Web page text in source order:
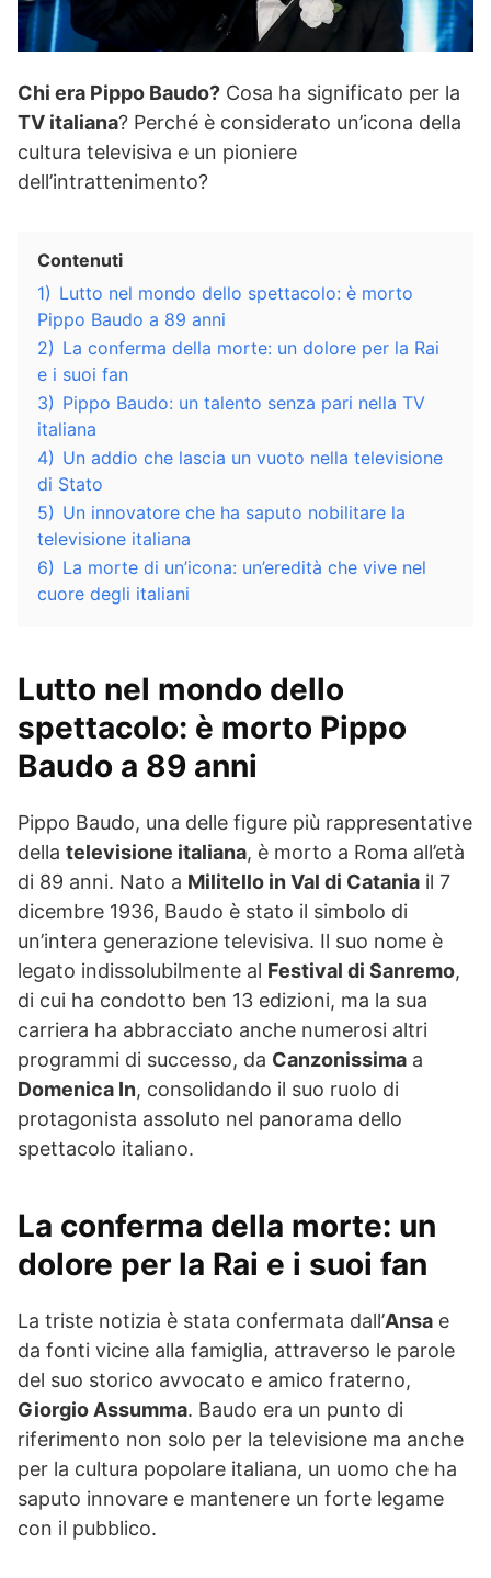
Chi era Pippo Baudo? Cosa ha significato per la
TV italiana? Perché è considerato un’icona della
cultura televisiva e un pioniere
dell’intrattenimento?
Contenuti
1) Lutto nel mondo dello spettacolo: è morto
Pippo Baudo a 89 anni
2) La conferma della morte: un dolore per la Rai
e i suoi fan
3) Pippo Baudo: un talento senza pari nella TV
italiana
4) Un addio che lascia un vuoto nella televisione
di Stato
5) Un innovatore che ha saputo nobilitare la
televisione italiana
6) La morte di un’icona: un’eredità che vive nel
cuore degli italiani
Lutto nel mondo dello
spettacolo: è morto Pippo
Baudo a 89 anni
Pippo Baudo, una delle figure più rappresentative
della televisione italiana, è morto a Roma all’età
di 89 anni. Nato a Militello in Val di Catania il 7
dicembre 1936, Baudo è stato il simbolo di
un’intera generazione televisiva. Il suo nome è
legato indissolubilmente al Festival di Sanremo,
di cui ha condotto ben 13 edizioni, ma la sua
carriera ha abbracciato anche numerosi altri
programmi di successo, da Canzonissima a
Domenica In, consolidando il suo ruolo di
protagonista assoluto nel panorama dello
spettacolo italiano.
La conferma della morte: un
dolore per la Rai e i suoi fan
La triste notizia è stata confermata dall’Ansa e
da fonti vicine alla famiglia, attraverso le parole
del suo storico avvocato e amico fraterno,
Giorgio Assumma. Baudo era un punto di
riferimento non solo per la televisione ma anche
per la cultura popolare italiana, un uomo che ha
saputo innovare e mantenere un forte legame
con il pubblico.